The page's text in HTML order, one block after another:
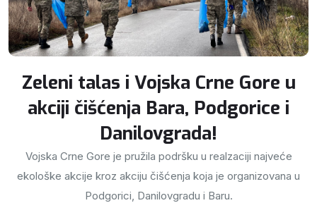
Zeleni talas i Vojska Crne Gore u
akciji čišćenja Bara, Podgorice i
Danilovgrada!
Vojska Crne Gore je pružila podršku u realzaciji najveće
ekološke akcije kroz akciju čišćenja koja je organizovana u
Podgorici, Danilovgradu i Baru.